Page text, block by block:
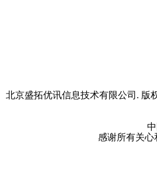
北京盛拓优讯信息技术有限公司. 版
感谢所有关心